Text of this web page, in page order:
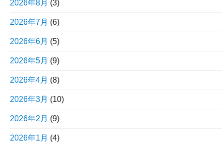
2026年8月 (3)
2026年7月 (6)
2026年6月 (5)
2026年5月 (9)
2026年4月 (8)
2026年3月 (10)
2026年2月 (9)
2026年1月 (4)